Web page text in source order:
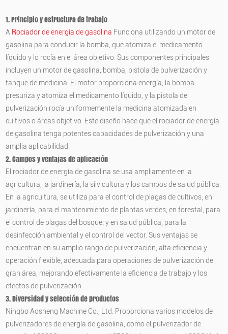
1. Principio y estructura de trabajo
A Rociador de energía de gasolina Funciona utilizando un motor de
gasolina para conducir la bomba, que atomiza el medicamento
líquido y lo rocía en el área objetivo. Sus componentes principales
incluyen un motor de gasolina, bomba, pistola de pulverización y
tanque de medicina. El motor proporciona energía, la bomba
presuriza y atomiza el medicamento líquido, y la pistola de
pulverización rocía uniformemente la medicina atomizada en
cultivos o áreas objetivo. Este diseño hace que el rociador de energía
de gasolina tenga potentes capacidades de pulverización y una
amplia aplicabilidad.
2. Campos y ventajas de aplicación
El rociador de energía de gasolina se usa ampliamente en la
agricultura, la jardinería, la silvicultura y los campos de salud pública.
En la agricultura, se utiliza para el control de plagas de cultivos; en
jardinería, para el mantenimiento de plantas verdes; en forestal, para
el control de plagas del bosque; y en salud pública, para la
desinfección ambiental y el control del vector. Sus ventajas se
encuentran en su amplio rango de pulverización, alta eficiencia y
operación flexible, adecuada para operaciones de pulverización de
gran área, mejorando efectivamente la eficiencia de trabajo y los
efectos de pulverización.
3. Diversidad y selección de productos
Ningbo Aosheng Machine Co., Ltd. Proporciona varios modelos de
pulverizadores de energía de gasolina, como el pulverizador de